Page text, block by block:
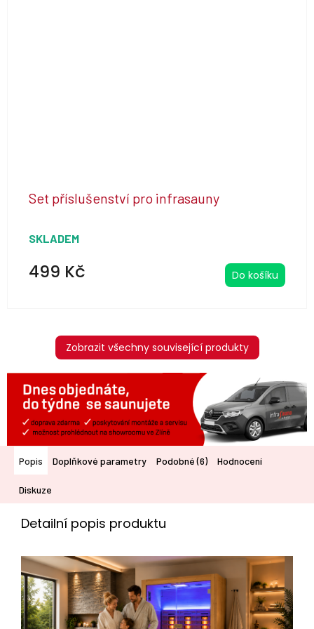
Set příslušenství pro infrasauny
SKLADEM
499 Kč Do košíku
Zobrazit všechny související produkty
Popis Doplňkové parametry Podobné (6) Hodnocení
Diskuze
Detailní popis produktu